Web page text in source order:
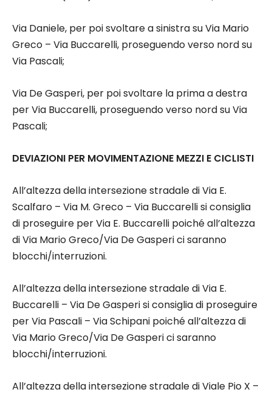
Via Daniele, per poi svoltare a sinistra su Via Mario
Greco – Via Buccarelli, proseguendo verso nord su
Via Pascali;
Via De Gasperi, per poi svoltare la prima a destra
per Via Buccarelli, proseguendo verso nord su Via
Pascali;
DEVIAZIONI PER MOVIMENTAZIONE MEZZI E CICLISTI
All’altezza della intersezione stradale di Via E.
Scalfaro – Via M. Greco – Via Buccarelli si consiglia
di proseguire per Via E. Buccarelli poiché all’altezza
di Via Mario Greco/Via De Gasperi ci saranno
blocchi/interruzioni.
All’altezza della intersezione stradale di Via E.
Buccarelli – Via De Gasperi si consiglia di proseguire
per Via Pascali – Via Schipani poiché all’altezza di
Via Mario Greco/Via De Gasperi ci saranno
blocchi/interruzioni.
All’altezza della intersezione stradale di Viale Pio X –